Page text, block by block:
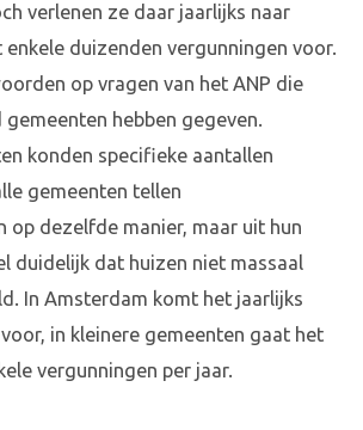
verlenen ze daar jaarlijks naar
duizenden vergunningen voor.
op vragen van het ANP die
hebben gegeven.
konden specifieke aantallen
gemeenten tellen
op dezelfde manier, maar uit hun
duidelijk dat huizen niet massaal
In Amsterdam komt het jaarlijks
in kleinere gemeenten gaat het
vergunningen per jaar.